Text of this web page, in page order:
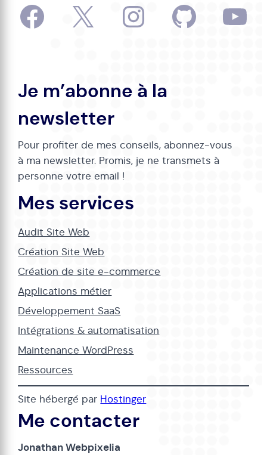
Facebook
X Instagram
GitHub
Je m’abonne à la
newsletter
Pour profiter de mes conseils, abonnez-vous
à ma newsletter. Promis, je ne transmets à
personne votre email !
Mes services
Audit Site Web
Création Site Web
Création de site e-commerce
Applications métier
Développement SaaS
Intégrations & automatisation
Maintenance WordPress
Ressources
Site hébergé par Hostinger
Me contacter
Jonathan Webpixelia